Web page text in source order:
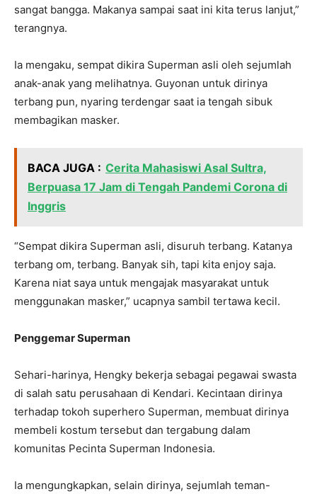
sangat bangga. Makanya sampai saat ini kita terus lanjut,”
terangnya.
Ia mengaku, sempat dikira Superman asli oleh sejumlah
anak-anak yang melihatnya. Guyonan untuk dirinya
terbang pun, nyaring terdengar saat ia tengah sibuk
membagikan masker.
BACA JUGA : Cerita Mahasiswi Asal Sultra,
Berpuasa 17 Jam di Tengah Pandemi Corona di
Inggris
“Sempat dikira Superman asli, disuruh terbang. Katanya
terbang om, terbang. Banyak sih, tapi kita enjoy saja.
Karena niat saya untuk mengajak masyarakat untuk
menggunakan masker,” ucapnya sambil tertawa kecil.
Penggemar Superman
Sehari-harinya, Hengky bekerja sebagai pegawai swasta
di salah satu perusahaan di Kendari. Kecintaan dirinya
terhadap tokoh superhero Superman, membuat dirinya
membeli kostum tersebut dan tergabung dalam
komunitas Pecinta Superman Indonesia.
Ia mengungkapkan, selain dirinya, sejumlah teman-